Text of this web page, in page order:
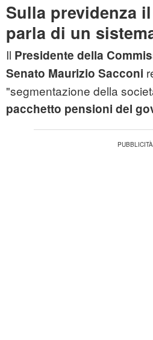
Sulla previdenza
parla di un
Il Presidente della
Senato Maurizio Sacconi
"segmentazione della
pacchetto pensioni del